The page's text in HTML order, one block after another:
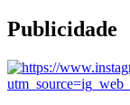
Publicidade